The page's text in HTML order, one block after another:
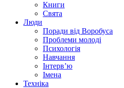
Книги
Свята
Люди
Поради від Воробуса
Проблеми молоді
Психологія
Навчання
Інтерв’ю
Імена
Техніка